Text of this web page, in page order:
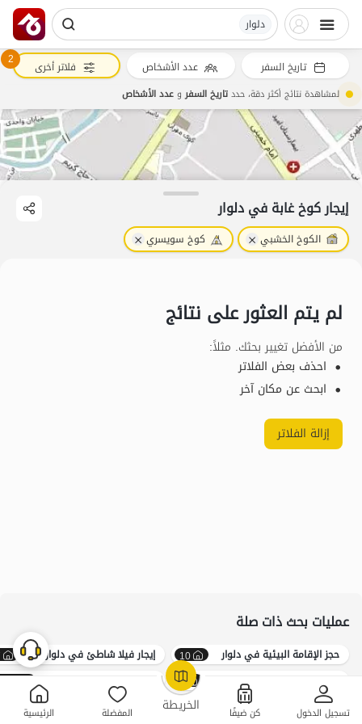
دلوار
الخريطة تسجيل الدخول كن ضيفًا المفضلة الرئيسية
OpenStreetMap
إيجار كوخ غابة في دلوار
الكوخ الخشبي كوخ سويسري
لم يتم العثور على نتائج
من الأفضل تغيير بحثك. مثلاً:
احذف بعض الفلاتر
ابحث عن مكان آخر
إزالة الفلاتر
عمليات بحث ذات صلة
حجز الإقامة البيئية في دلوار 10 إيجار فيلا شاطئ في دلوار
4
تاريخ السفر عدد الأشخاص 2 فلاتر أخرى
لمشاهدة نتائج أكثر دقة، حددتاريخ السفروعدد الأشخاص